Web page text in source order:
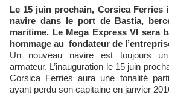
Le 15 juin prochain, Corsica Ferries
navire dans le port de Bastia,
maritime. Le Mega Express VI sera
hommage au fondateur de
Un nouveau navire est toujours
armateur. L’inauguration le 15 juin
Corsica Ferries aura une tonalité
ayant perdu son capitaine en janvier